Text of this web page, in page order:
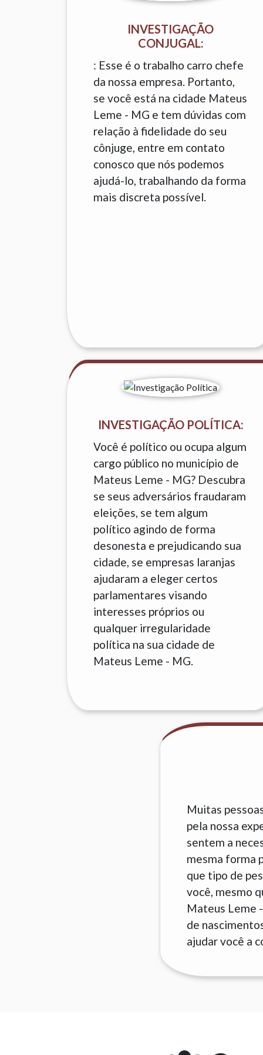
INVESTIGAÇÃO
CONJUGAL:
: Esse é o trabalho carro chefe
da nossa empresa. Portanto,
se você está na cidade Mateus
Leme - MG e tem dúvidas com
relação à fidelidade do seu
cônjuge, entre em contato
conosco que nós podemos
ajudá-lo, trabalhando da forma
mais discreta possível.
INVESTIGAÇÃO POLÍTICA:
Você é político ou ocupa algum
cargo público no município de
Mateus Leme - MG? Descubra
se seus adversários fraudaram
eleições, se tem algum
político agindo de forma
desonesta e prejudicando sua
cidade, se empresas laranjas
ajudaram a eleger certos
parlamentares visando
interesses próprios ou
qualquer irregularidade
política na sua cidade de
Mateus Leme - MG.
Muitas
pela nossa
sentem a
mesma forma
que tipo de
você, mesmo
Mateus Leme
de
ajudar você a